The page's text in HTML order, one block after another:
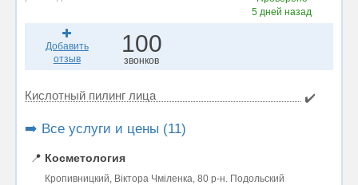
5 дней назад
Добавить
отзыв
100
звонков
Кислотный пилинг лица ✔️
➡️ Все услуги и цены (11)
📍 Косметология
Кропивницкий, Віктора Чміленка, 80 р-н. Подольский